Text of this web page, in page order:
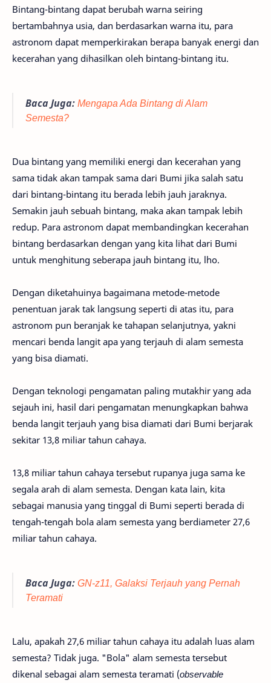
Bintang-bintang dapat berubah warna seiring
bertambahnya usia, dan berdasarkan warna itu, para
astronom dapat memperkirakan berapa banyak energi dan
kecerahan yang dihasilkan oleh bintang-bintang itu.
Baca Juga:Mengapa Ada Bintang di Alam
Semesta?
Dua bintang yang memiliki energi dan kecerahan yang
sama tidak akan tampak sama dari Bumi jika salah satu
dari bintang-bintang itu berada lebih jauh jaraknya.
Semakin jauh sebuah bintang, maka akan tampak lebih
redup. Para astronom dapat membandingkan kecerahan
bintang berdasarkan dengan yang kita lihat dari Bumi
untuk menghitung seberapa jauh bintang itu, lho.
Dengan diketahuinya bagaimana metode-metode
penentuan jarak tak langsung seperti di atas itu, para
astronom pun beranjak ke tahapan selanjutnya, yakni
mencari benda langit apa yang terjauh di alam semesta
yang bisa diamati.
Dengan teknologi pengamatan paling mutakhir yang ada
sejauh ini, hasil dari pengamatan menungkapkan bahwa
benda langit terjauh yang bisa diamati dari Bumi berjarak
sekitar 13,8 miliar tahun cahaya.
13,8 miliar tahun cahaya tersebut rupanya juga sama ke
segala arah di alam semesta. Dengan kata lain, kita
sebagai manusia yang tinggal di Bumi seperti berada di
tengah-tengah bola alam semesta yang berdiameter 27,6
miliar tahun cahaya.
Baca Juga:GN-z11, Galaksi Terjauh yang Pernah
Teramati
Lalu, apakah 27,6 miliar tahun cahaya itu adalah luas alam
semesta? Tidak juga. "Bola" alam semesta tersebut
dikenal sebagai alam semesta teramati (observable